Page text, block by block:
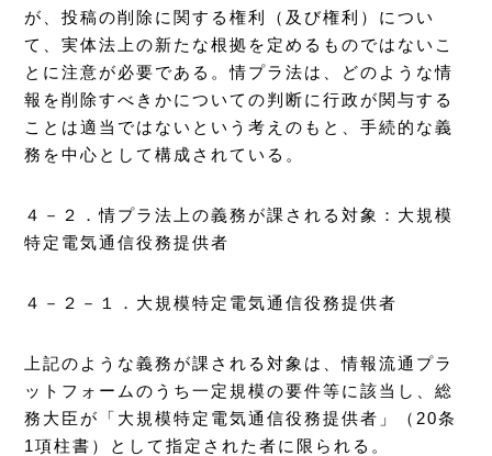
が、投稿の削除に関する権利（及び権利）につい
て、実体法上の新たな根拠を定めるものではないこ
とに注意が必要である。情プラ法は、どのような情
報を削除すべきかについての判断に行政が関与する
ことは適当ではないという考えのもと、手続的な義
務を中心として構成されている。
４－２．情プラ法上の義務が課される対象：大規模
特定電気通信役務提供者
４－２－１．大規模特定電気通信役務提供者
上記のような義務が課される対象は、情報流通プラ
ットフォームのうち一定規模の要件等に該当し、総
務大臣が「大規模特定電気通信役務提供者」（20条
1項柱書）として指定された者に限られる。